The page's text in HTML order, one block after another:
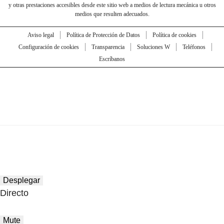
y otras prestaciones accesibles desde este sitio web a medios de lectura mecánica u otros
medios que resulten adecuados.
Aviso legal Política de Protección de Datos
Política de cookies
Configuración de cookies
Transparencia Soluciones W
Teléfonos
Escríbanos
Desplegar
Directo
Mute